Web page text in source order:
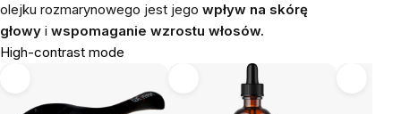
olejku rozmarynowego jest jego wpływ na skórę
głowy i wspomaganie wzrostu włosów.
High-contrast mode